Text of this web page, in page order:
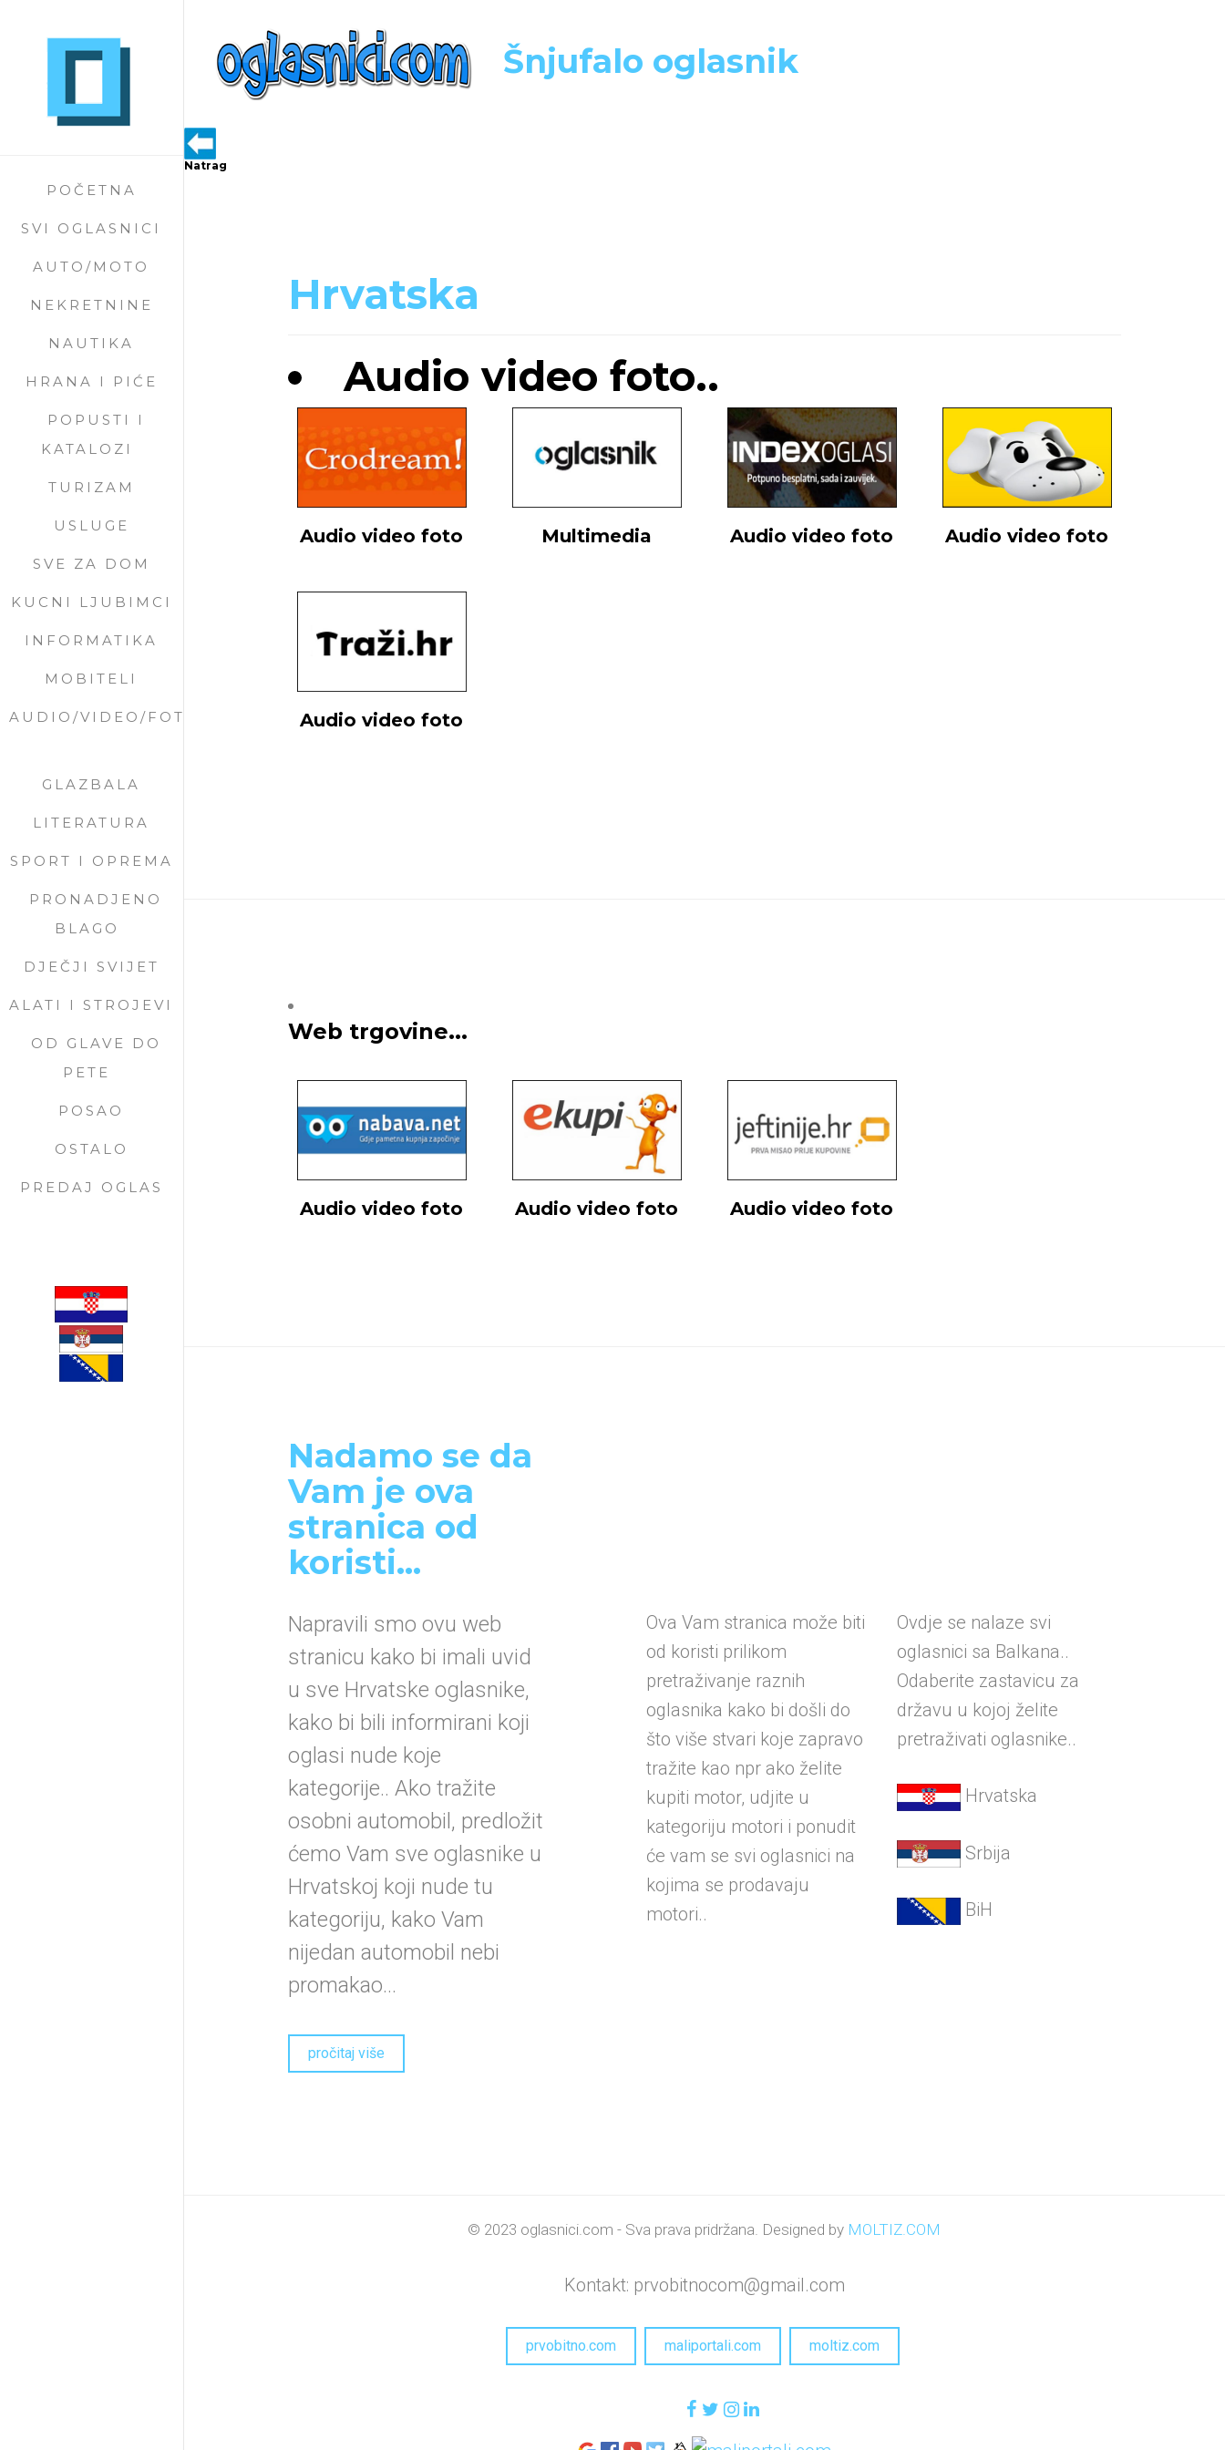
POČETNA
SVI OGLASNICI
AUTO/MOTO
NEKRETNINE
NAUTIKA
HRANA I PIĆE
POPUSTI I
KATALOZI
TURIZAM
USLUGE
SVE ZA DOM
KUCNI LJUBIMCI
INFORMATIKA
MOBITELI
AUDIO/VIDEO/FOTO
GLAZBALA
LITERATURA
SPORT I OPREMA
PRONADJENO
BLAGO
DJEČJI SVIJET
ALATI I STROJEVI
OD GLAVE DO
PETE
POSAO
OSTALO
PREDAJ OGLAS
Šnjufalo oglasnik
Natrag
Hrvatska
Audio video foto..
Audio video foto Multimedia Audio video foto Audio video foto
Audio video foto
Web trgovine...
Audio video foto Audio video foto Audio video foto
Nadamo se da
Vam je ova
stranica od
koristi...
Napravili smo ovu web
stranicu kako bi imali uvid
u sve Hrvatske oglasnike,
kako bi bili informirani koji
oglasi nude koje
kategorije.. Ako tražite
osobni automobil, predložit
ćemo Vam sve oglasnike u
Hrvatskoj koji nude tu
kategoriju, kako Vam
nijedan automobil nebi
promakao...
pročitaj više
Ova Vam stranica može biti
od koristi prilikom
pretraživanje raznih
oglasnika kako bi došli do
što više stvari koje zapravo
tražite kao npr ako želite
kupiti motor, udjite u
kategoriju motori i ponudit
će vam se svi oglasnici na
kojima se prodavaju
motori..
Ovdje se nalaze svi
oglasnici sa Balkana..
Odaberite zastavicu za
državu u kojoj želite
pretraživati oglasnike..
Hrvatska
Srbija
BiH
© 2023 oglasnici.com - Sva prava pridržana. Designed by MOLTIZ.COM
Kontakt: prvobitnocom@gmail.com
prvobitno.com maliportali.com moltiz.com